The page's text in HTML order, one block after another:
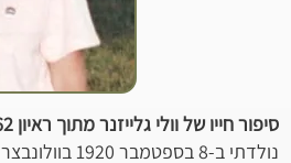
סיפור חייו של וולי גלייזנר מתוך ראיון 1962: